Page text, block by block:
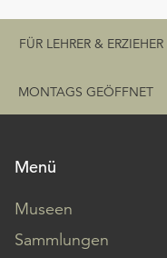
Schnellzugriff
FÜR LEHRER & ERZIEHER
MONTAGS GEÖFFNET
Menü
Museen
Sammlungen